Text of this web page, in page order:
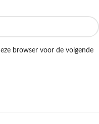
browser voor de volgende